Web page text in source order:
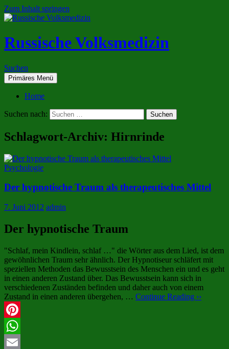
Zum Inhalt springen
Russische Volksmedizin
Suchen
Primäres Menü
Home
Suchen nach:
Schlagwort-Archiv: Hirnrinde
Psychologie
Der hypnotische Traum als therapeutisches Mittel
7. Juni 2012 admin
Der hypnotische Traum
"Schlaf, mein Kindlein, schlaf …" die Wörter aus dem Lied, ist dem
gewöhnlichen Traum sehr ähnlich. Der Hypnotiseur schläfert mit
speziellen Methoden das Bewusstsein des Menschen ein und es geht
in einen anderen Zustand über. Das Bewusstsein kann sich in
verschiedenen Zuständen befinden und daher auch von einem
Zustand in einen anderen übergehen, … Continue Reading ››
Pinterest
WhatsApp